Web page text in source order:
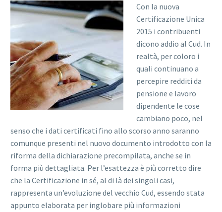
Con la nuova
Certificazione Unica
2015 i contribuenti
dicono addio al Cud. In
realtà, per coloro i
quali continuano a
percepire redditi da
pensione e lavoro
dipendente le cose
cambiano poco, nel
senso che i dati certificati fino allo scorso anno saranno
comunque presenti nel nuovo documento introdotto con la
riforma della dichiarazione precompilata, anche se in
forma più dettagliata. Per l’esattezza è più corretto dire
che la Certificazione in sé, al di là dei singoli casi,
rappresenta un’evoluzione del vecchio Cud, essendo stata
appunto elaborata per inglobare più informazioni